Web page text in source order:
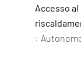
Accesso al